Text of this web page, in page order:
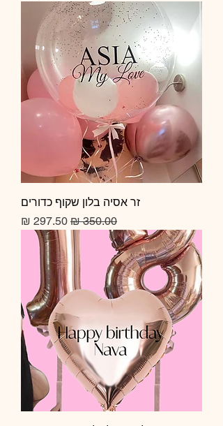
זר אסיה בלון שקוף כדורים
מחיר רגיל מחיר מבצע